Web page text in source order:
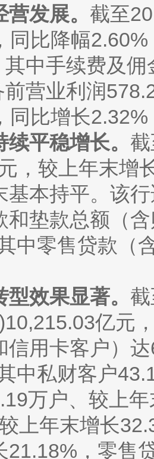
发展。 截至
同比降幅
中手续费及
营业利润
同比增长
平稳增长。
，较上年末增
基本持平。该
和垫款总额（
中零售贷款（
型效果显著。
亿元
信用卡客户）
中私财客户
万户、较上
上年末增长
21.18%，零售